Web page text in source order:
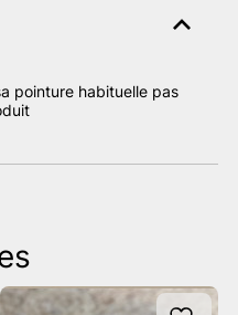
pointure habituelle pas